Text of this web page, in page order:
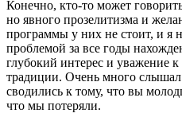
Конечно, кто-то может
но явного прозелитизма и
программы у них не стоит, и я
проблемой за все годы
глубокий интерес и уважение
традиции. Очень много
сводились к тому, что вы
что мы потеряли.